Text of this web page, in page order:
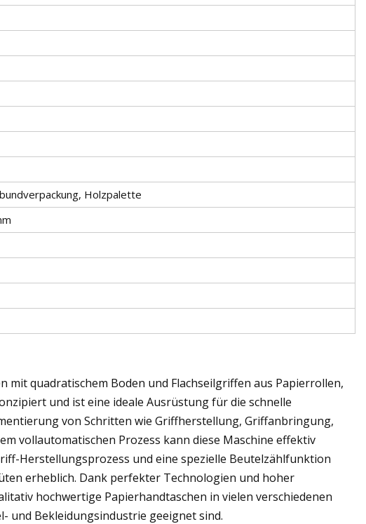
Holzpalette
quadratischem Boden und Flachseilgriffen aus Papierrollen,
und ist eine ideale Ausrüstung für die schnelle
von Schritten wie Griffherstellung, Griffanbringung,
vollautomatischen Prozess kann diese Maschine effektiv
Herstellungsprozess und eine spezielle Beutelzählfunktion
erheblich. Dank perfekter Technologien und hoher
hochwertige Papierhandtaschen in vielen verschiedenen
und Bekleidungsindustrie geeignet sind.